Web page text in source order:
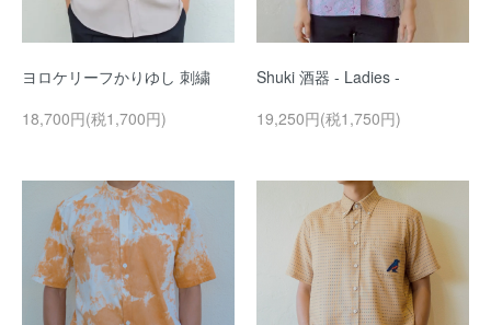
ヨロケリーフかりゆし 刺繍
18,700円(税1,700円)
Shuki 酒器 - Ladies -
19,250円(税1,750円)